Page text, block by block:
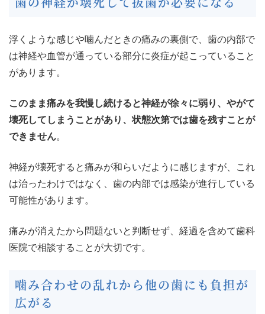
浮くような感じや噛んだときの痛みの裏側で、歯の内部で
は神経や血管が通っている部分に炎症が起こっていること
があります。
このまま痛みを我慢し続けると神経が徐々に弱り、やがて
壊死してしまうことがあり、状態次第では歯を残すことが
できません。
神経が壊死すると痛みが和らいだように感じますが、これ
は治ったわけではなく、歯の内部では感染が進行している
可能性があります。
痛みが消えたから問題ないと判断せず、経過を含めて歯科
医院で相談することが大切です。
噛み合わせの乱れから他の歯にも負担が
広がる